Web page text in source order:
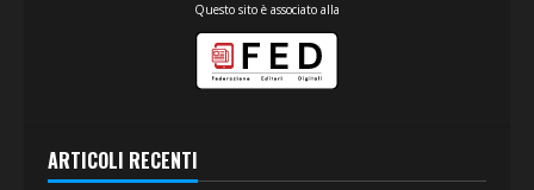
Questo sito è associato alla
ARTICOLI RECENTI